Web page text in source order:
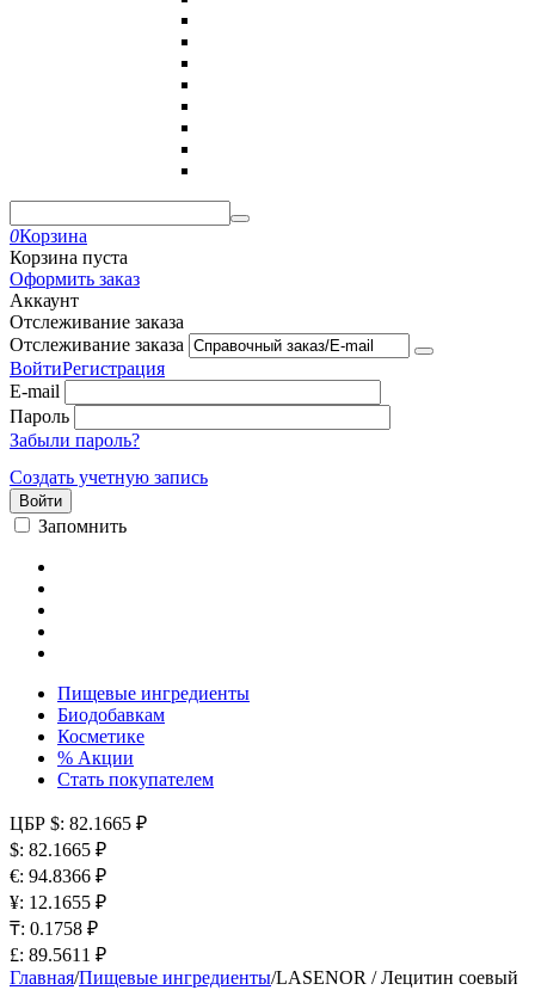
0Корзина
Корзина пуста
Оформить заказ
Аккаунт
Отслеживание заказа
Отслеживание заказа
ВойтиРегистрация
E-mail
Пароль
Забыли пароль?
Создать учетную запись
Войти
Запомнить
Пищевые ингредиенты
Биодобавкам
Косметике
% Акции
Стать покупателем
ЦБР $: 82.1665 ₽
$: 82.1665 ₽
€: 94.8366 ₽
¥: 12.1655 ₽
₸: 0.1758 ₽
£: 89.5611 ₽
Главная/Пищевые ингредиенты/LASENOR / Лецитин соевый